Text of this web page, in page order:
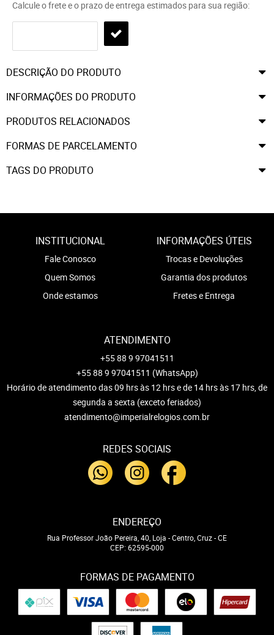
Calcule o frete e o prazo de entrega estimados para sua região:
DESCRIÇÃO DO PRODUTO
INFORMAÇÕES DO PRODUTO
PRODUTOS RELACIONADOS
FORMAS DE PARCELAMENTO
TAGS DO PRODUTO
INSTITUCIONAL
Fale Conosco
Quem Somos
Onde estamos
INFORMAÇÕES ÚTEIS
Trocas e Devoluções
Garantia dos produtos
Fretes e Entrega
ATENDIMENTO
+55 88 9 97041511
+55 88 9 97041511 (WhatsApp)
Horário de atendimento das 09 hrs às 12 hrs e de 14 hrs às 17 hrs, de
segunda a sexta (exceto feriados)
atendimento@imperialrelogios.com.br
REDES SOCIAIS
ENDEREÇO
Rua Professor João Pereira, 40, Loja -Centro, Cruz-CE
CEP: 62595-000
FORMAS DE PAGAMENTO